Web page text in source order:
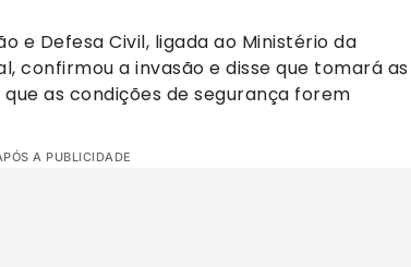
e Defesa Civil, ligada ao Ministério da
confirmou a invasão e disse que tomará as
as condições de segurança forem
A PUBLICIDADE